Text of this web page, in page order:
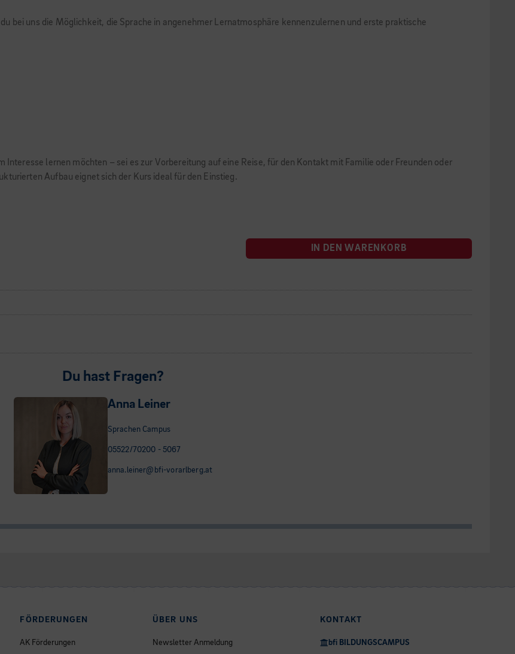
bei uns die Möglichkeit, die Sprache in angenehmer Lernatmosphäre kennenzulernen und erste praktische
Interesse lernen möchten – sei es zur Vorbereitung auf eine Reise, für den Kontakt mit Familie oder Freunden oder
Aufbau eignet sich der Kurs ideal für den Einstieg.
IN DEN WARENKORB
Du hast Fragen?
Anna Leiner
Sprachen Campus
05522/70200 - 5067
anna.leiner@bfi-vorarlberg.at
FÖRDERUNGEN
AK Förderungen
ÜBER UNS
Newsletter Anmeldung
KONTAKT
bfi BILDUNGSCAMPUS